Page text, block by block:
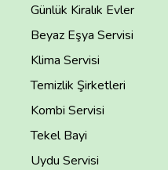
Günlük Kiralık Evler
Beyaz Eşya Servisi
Klima Servisi
Temizlik Şirketleri
Kombi Servisi
Tekel Bayi
Uydu Servisi